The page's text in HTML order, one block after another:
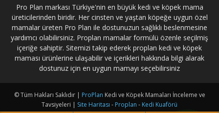
Pro Plan markası Türkiye'nin en büyük kedi ve köpek mama
üreticilerinden biridir. Her cinsten ve yaştan köpeğe uygun özel
mamalar üreten Pro Plan ile dostunuzun sağlıklı beslenmesine
yardımcı olabilirsiniz. Proplan mamalar formülü özenle seçilmiş
içeriğe sahiptir. Sitemizi takip ederek proplan kedi ve köpek
maması ürünlerine ulaşabilir ve içerikleri hakkında bilgi alarak
dostunuz için en uygun mamayı seçebilirsiniz
© Tüm Hakları Saklıdır | ProPlan Kedi ve Köpek Mamaları İnceleme ve
Tavsiyeleri | Site Haritası - Proplan - Kedi Kuaförü